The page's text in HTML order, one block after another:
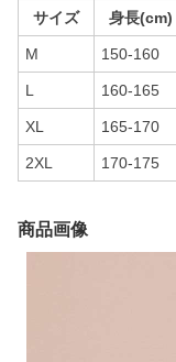
サイズ 身長(cm)
M 150-160
L 160-165
XL 165-170
2XL 170-175
商品画像